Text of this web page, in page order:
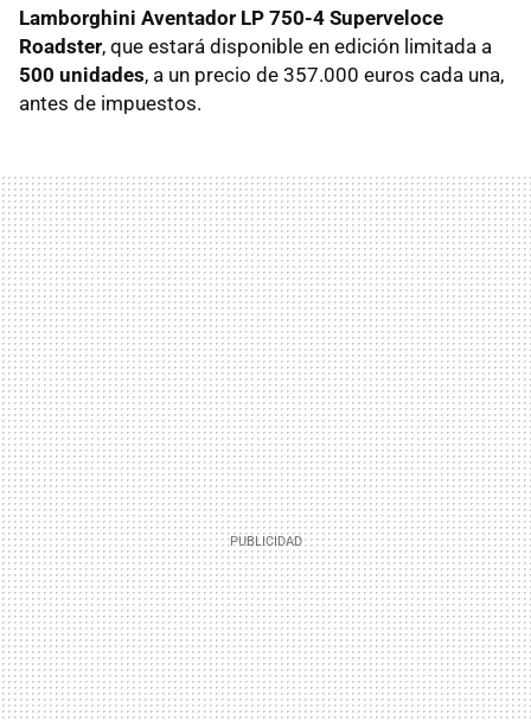
Lamborghini Aventador LP 750-4 Superveloce
Roadster, que estará disponible en edición limitada a
500 unidades, a un precio de 357.000 euros cada una,
antes de impuestos.